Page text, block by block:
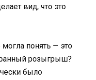
вид, что это
понять — это
розыгрыш?
было